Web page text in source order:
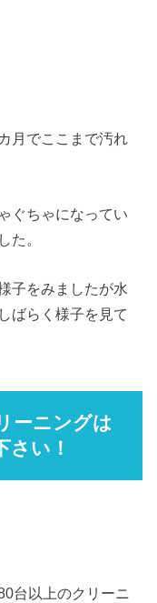
月でここまで汚れ
ぐちゃになってい
た。
子をみましたが水
ばらく様子を見て
ーニングは
さい！
台以上のクリーニ